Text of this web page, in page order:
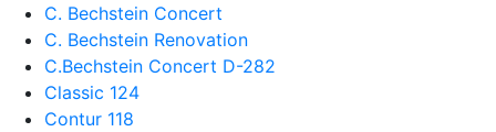
C. Bechstein Concert
C. Bechstein Renovation
C.Bechstein Concert D-282
Classic 124
Contur 118